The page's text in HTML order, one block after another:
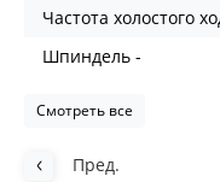
Частота холостого
Шпиндель -
Смотреть все
Пред.